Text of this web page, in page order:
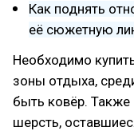
Как поднять
её сюжетную
Необходимо
зоны отдыха,
быть ковёр.
шерсть,